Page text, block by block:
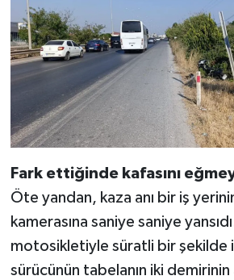
Fark ettiğinde kafasını
Öte yandan, kaza anı bir iş
kamerasına saniye saniye
motosikletiyle süratli bir şekilde
sürücünün tabelanın iki demirinin